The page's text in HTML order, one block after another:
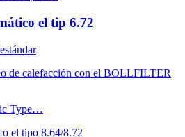
el tip 6.72
de calefacción con el BOLLFILTER
Type…